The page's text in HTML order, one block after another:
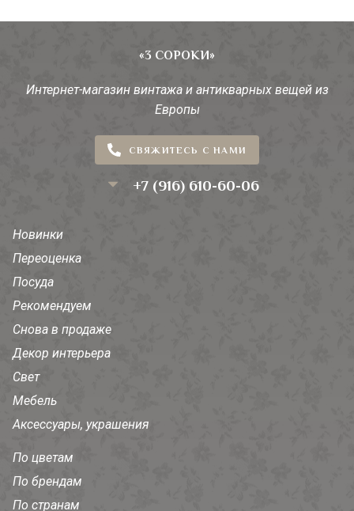
«3 СОРОКИ»
Интернет-магазин винтажа и антикварных вещей из
Европы
СВЯЖИТЕСЬ С НАМИ
+7 (916) 610-60-06
Новинки
Переоценка
Посуда
Рекомендуем
Снова в продаже
Декор интерьера
Свет
Мебель
Аксессуары, украшения
По цветам
По брендам
По странам